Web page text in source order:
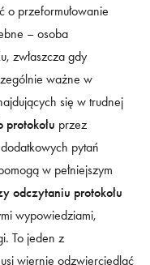
o przeformułowanie
– osoba
zwłaszcza gdy
ważne w
się w trudnej
protokołu przez
pytań
w pełniejszym
odczytaniu protokołu
wypowiedziami,
To jeden z
wiernie odzwierciedlać